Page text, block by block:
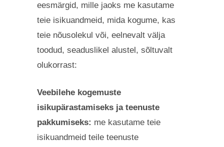
eesmärgid, mille jaoks me kasutame
teie isikuandmeid, mida kogume, kas
teie nõusolekul või, eelnevalt välja
toodud, seaduslikel alustel, sõltuvalt
olukorrast:
Veebilehe kogemuste
isikupärastamiseks ja teenuste
pakkumiseks: me kasutame teie
isikuandmeid teile teenuste